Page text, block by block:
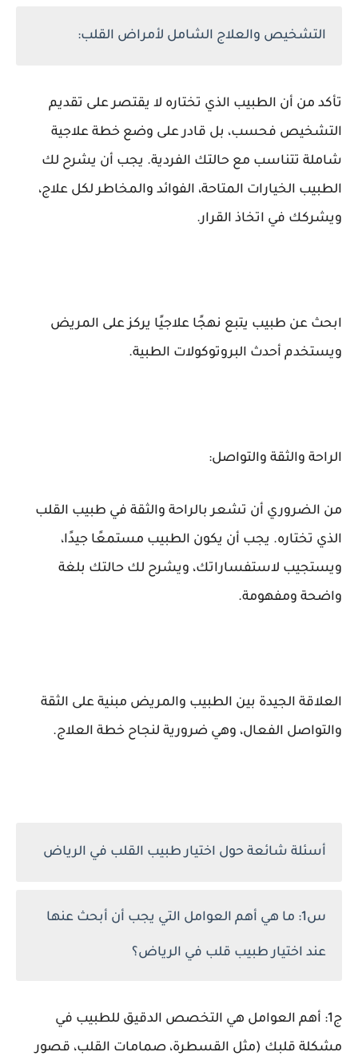
التشخيص والعلاج الشامل لأمراض القلب:
تأكد من أن الطبيب الذي تختاره لا يقتصر على تقديم
التشخيص فحسب، بل قادر على وضع خطة علاجية
شاملة تتناسب مع حالتك الفردية. يجب أن يشرح لك
الطبيب الخيارات المتاحة، الفوائد والمخاطر لكل علاج،
ويشركك في اتخاذ القرار.
ابحث عن طبيب يتبع نهجًا علاجيًا يركز على المريض
ويستخدم أحدث البروتوكولات الطبية.
الراحة والثقة والتواصل:
من الضروري أن تشعر بالراحة والثقة في طبيب القلب
الذي تختاره. يجب أن يكون الطبيب مستمعًا جيدًا،
ويستجيب لاستفساراتك، ويشرح لك حالتك بلغة
واضحة ومفهومة.
العلاقة الجيدة بين الطبيب والمريض مبنية على الثقة
والتواصل الفعال، وهي ضرورية لنجاح خطة العلاج.
أسئلة شائعة حول اختيار طبيب القلب في الرياض
س1: ما هي أهم العوامل التي يجب أن أبحث عنها
عند اختيار طبيب قلب في الرياض؟
ج1: أهم العوامل هي التخصص الدقيق للطبيب في
مشكلة قلبك (مثل القسطرة، صمامات القلب، قصور